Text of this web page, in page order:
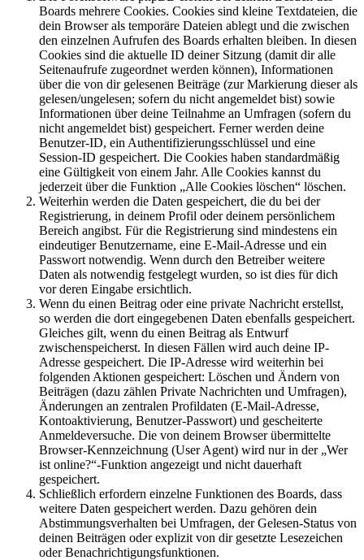
Boards mehrere Cookies. Cookies sind kleine Textdateien, die
dein Browser als temporäre Dateien ablegt und die zwischen
den einzelnen Aufrufen des Boards erhalten bleiben. In diesen
Cookies sind die aktuelle ID deiner Sitzung (damit dir alle
Seitenaufrufe zugeordnet werden können), Informationen
über die von dir gelesenen Beiträge (zur Markierung dieser als
gelesen/ungelesen; sofern du nicht angemeldet bist) sowie
Informationen über deine Teilnahme an Umfragen (sofern du
nicht angemeldet bist) gespeichert. Ferner werden deine
Benutzer-ID, ein Authentifizierungsschlüssel und eine
Session-ID gespeichert. Die Cookies haben standardmäßig
eine Gültigkeit von einem Jahr. Alle Cookies kannst du
jederzeit über die Funktion „Alle Cookies löschen“ löschen.
Weiterhin werden die Daten gespeichert, die du bei der
Registrierung, in deinem Profil oder deinem persönlichem
Bereich angibst. Für die Registrierung sind mindestens ein
eindeutiger Benutzername, eine E-Mail-Adresse und ein
Passwort notwendig. Wenn durch den Betreiber weitere
Daten als notwendig festgelegt wurden, so ist dies für dich
vor deren Eingabe ersichtlich.
Wenn du einen Beitrag oder eine private Nachricht erstellst,
so werden die dort eingegebenen Daten ebenfalls gespeichert.
Gleiches gilt, wenn du einen Beitrag als Entwurf
zwischenspeicherst. In diesen Fällen wird auch deine IP-
Adresse gespeichert. Die IP-Adresse wird weiterhin bei
folgenden Aktionen gespeichert: Löschen und Ändern von
Beiträgen (dazu zählen Private Nachrichten und Umfragen),
Änderungen an zentralen Profildaten (E-Mail-Adresse,
Kontoaktivierung, Benutzer-Passwort) und gescheiterte
Anmeldeversuche. Die von deinem Browser übermittelte
Browser-Kennzeichnung (User Agent) wird nur in der „Wer
ist online?“-Funktion angezeigt und nicht dauerhaft
gespeichert.
Schließlich erfordern einzelne Funktionen des Boards, dass
weitere Daten gespeichert werden. Dazu gehören dein
Abstimmungsverhalten bei Umfragen, der Gelesen-Status von
deinen Beiträgen oder explizit von dir gesetzte Lesezeichen
oder Benachrichtigungsfunktionen.